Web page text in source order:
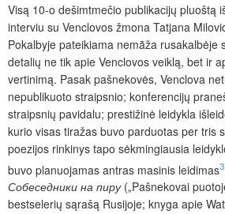
Visą 10-o dešimtmečio publikacijų pluoštą
interviu su Venclovos žmona Tatjana
Pokalbyje pateikiama nemãža rusakalbėje
detalių ne tik apie Venclovos veiklą, bet ir
vertinimą. Pasak pašnekovės, Venclova
nepublikuoto straipsnio; konferencijų
straipsnių pavidalu; prestižinė leidykla
kurio visas tiražas buvo parduotas per tris
poezijos rinkinys tapo sėkmingiausia
buvo planuojamas antras masinis leidimas3
Собеседники на пиру(„Pašnekovai
bestselerių sąrašą Rusijoje; knyga apie